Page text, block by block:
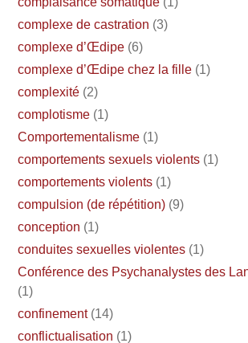
complexe de castration (3)
complexe d’Œdipe (6)
complexe d’Œdipe chez la fille (1)
complexité (2)
complotisme (1)
Comportementalisme (1)
comportements sexuels violents (1)
comportements violents (1)
compulsion (de répétition) (9)
conception (1)
conduites sexuelles violentes (1)
Conférence des Psychanalystes des
(1)
confinement (14)
conflictualisation (1)